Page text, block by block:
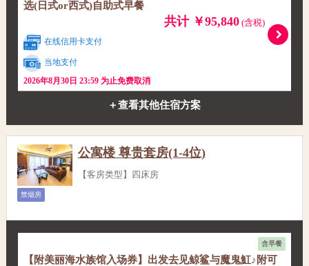
选(日式or西式)自助式早餐
共计 ￥95,840(含税)
在线信用卡支付
当地支付
2026年8月30日 23:59 为止免费取消
＋查看其他住宿方案
公寓楼 尊贵套房(1-4位)
【客房类型】四床房
禁烟房
含早餐
【附美丽海水族馆入场券】出发去见鲸鲨与魔鬼魟♪附可